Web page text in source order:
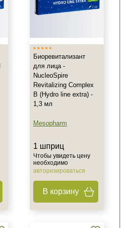
Биоревитализант
для лица -
NucleoSpire
Revitalizing Complex
B (Hydro line extra) -
1,3 мл
Mesopharm
1 шприц
Чтобы увидеть цену
необходимо
авторизироваться
В корзину